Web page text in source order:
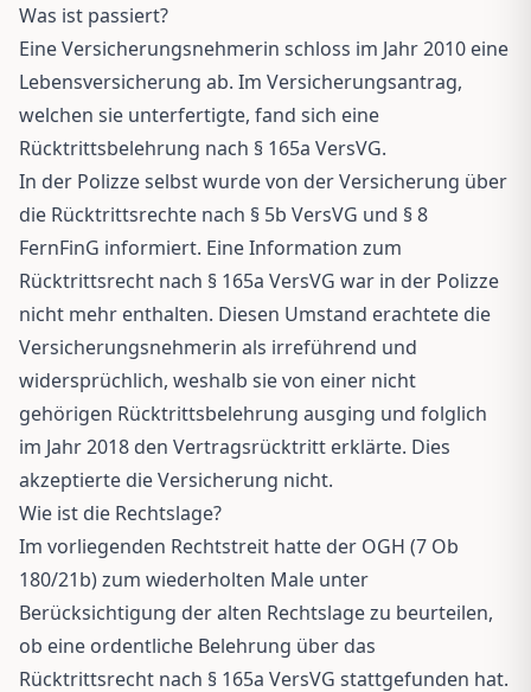
Was ist passiert?
Eine Versicherungsnehmerin schloss im Jahr 2010 eine
Lebensversicherung ab. Im Versicherungsantrag,
welchen sie unterfertigte, fand sich eine
Rücktrittsbelehrung nach § 165a VersVG.
In der Polizze selbst wurde von der Versicherung über
die Rücktrittsrechte nach § 5b VersVG und § 8
FernFinG informiert. Eine Information zum
Rücktrittsrecht nach § 165a VersVG war in der Polizze
nicht mehr enthalten. Diesen Umstand erachtete die
Versicherungsnehmerin als irreführend und
widersprüchlich, weshalb sie von einer nicht
gehörigen Rücktrittsbelehrung ausging und folglich
im Jahr 2018 den Vertragsrücktritt erklärte. Dies
akzeptierte die Versicherung nicht.
Wie ist die Rechtslage?
Im vorliegenden Rechtstreit hatte der OGH (7 Ob
180/21b) zum wiederholten Male unter
Berücksichtigung der alten Rechtslage zu beurteilen,
ob eine ordentliche Belehrung über das
Rücktrittsrecht nach § 165a VersVG stattgefunden hat.